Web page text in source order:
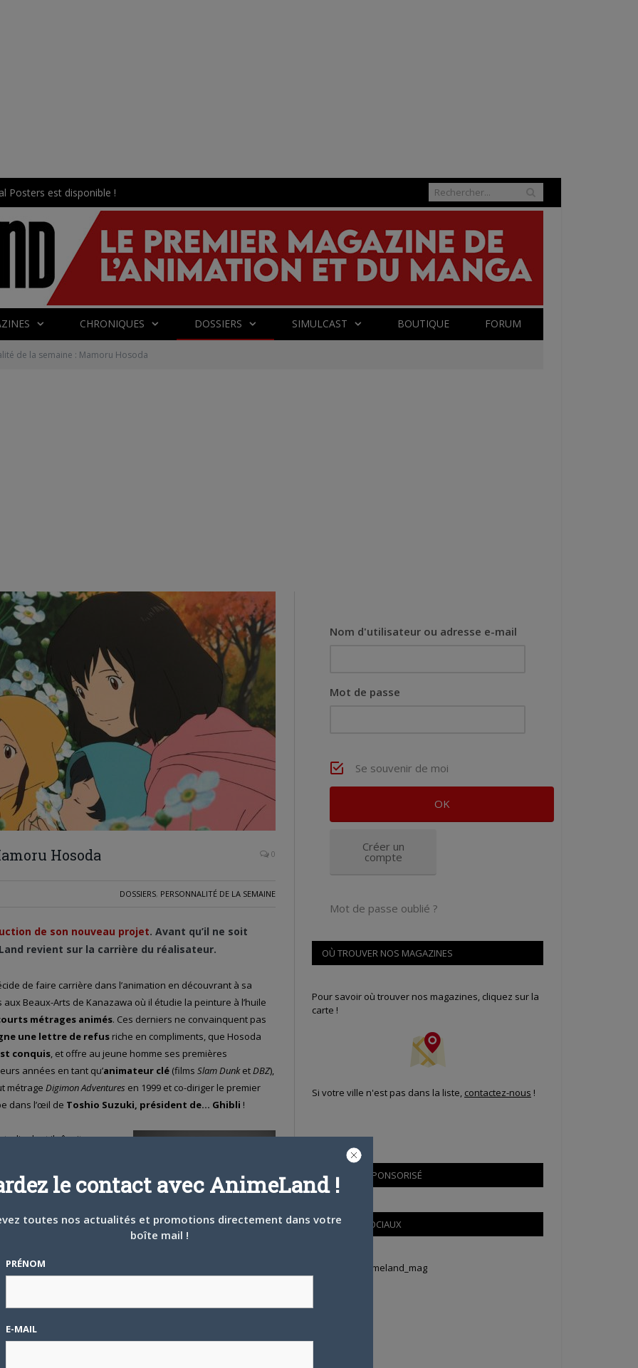
Posters est disponible !
CHRONIQUES DOSSIERS SIMULCAST BOUTIQUE FORUM
de la semaine : Mamoru Hosoda
Hosoda 0
DOSSIERS, PERSONNALITÉ DE LA SEMAINE
de son nouveau projet. Avant qu’il ne soit
revient sur la carrière du réalisateur.
de faire carrière dans l’animation en découvrant à sa
aux Beaux-Arts de Kanazawa où il étudie la peinture à l’huile
métrages animés. Ces derniers ne convainquent pas
une lettre de refus riche en compliments, que Hosoda
conquis , et offre au jeune homme ses premières
années en tant qu’animateur clé (films Slam Dunket DBZ),
métrage Digimon Adventures en 1999 et co-diriger le premier
dans l’œil de Toshio Suzuki, président de… Ghibli !
dont il rêvait,
ambulant
chez Toei, où il
et ending ainsi que
deux épisodes de
deDoReMi
Masao Maruyama,
jeune prodige, qui y
lequel Hosoda peut enfin
cap, en signant son
Nom d'utilisateur ou adresse e-mail
Mot de passe
Se souvenir de moi
Créer un
compte
Mot de passe oublié ?
OÙ TROUVER NOS MAGAZINES
Pour savoir où trouver nos magazines, cliquez sur la
carte !
Si votre ville n'est pas dans la liste, contactez-nous !
CONTENU SPONSORISÉ
RÉSEAUX SOCIAUX
Tweets by Animeland_mag
le contact avec AnimeLand !
toutes nos actualités et promotions directement dans votre
boîte mail !
PRÉNOM
E-MAIL